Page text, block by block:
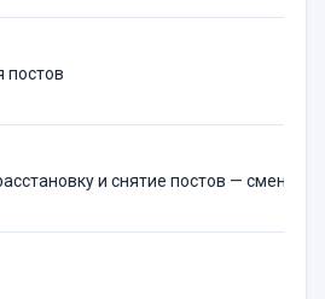
постов
и снятие постов — сменный